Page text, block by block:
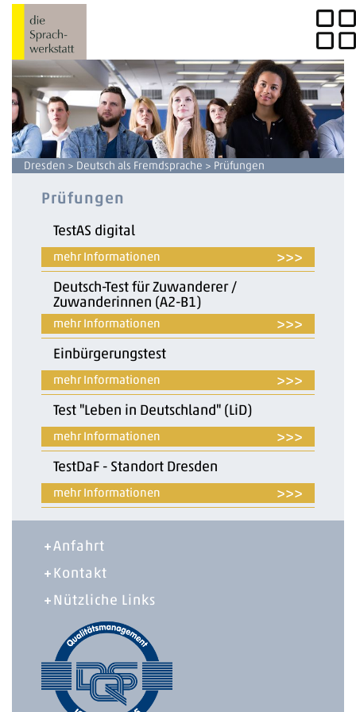
Dresden > Deutsch als Fremdsprache > Prüfungen
Prüfungen
TestAS digital
>>>
Deutsch-Test für Zuwanderer /
Zuwanderinnen (A2-B1)
>>>
Einbürgerungstest
>>>
Test "Leben in Deutschland" (LiD)
>>>
TestDaF - Standort Dresden
>>>
Anfahrt
Kontakt
Nützliche Links